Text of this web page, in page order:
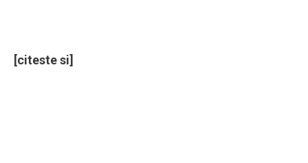
[citeste si]